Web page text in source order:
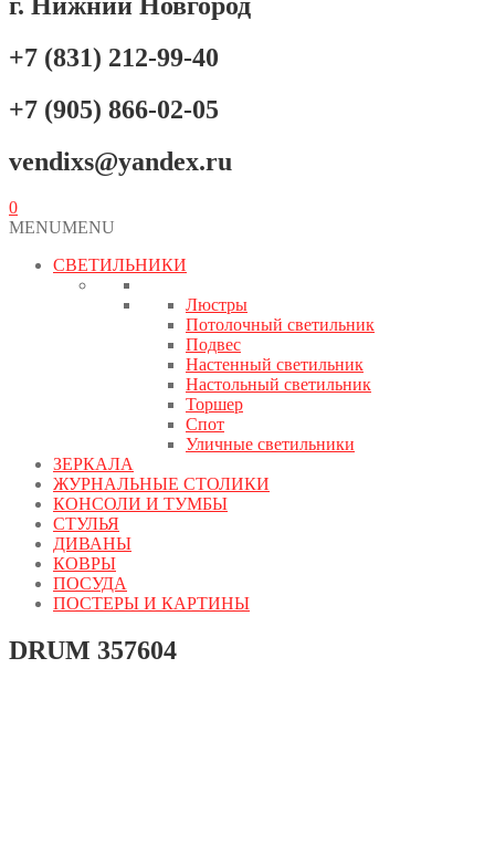
+7 (831) 212-99-40
+7 (905) 866-02-05
vendixs@yandex.ru
0
MENUMENU
СВЕТИЛЬНИКИ
Люстры
Потолочный светильник
Подвес
Настенный светильник
Настольный светильник
Торшер
Спот
Уличные светильники
ЗЕРКАЛА
ЖУРНАЛЬНЫЕ СТОЛИКИ
КОНСОЛИ И ТУМБЫ
СТУЛЬЯ
ДИВАНЫ
КОВРЫ
ПОСУДА
ПОСТЕРЫ И КАРТИНЫ
DRUM 357604